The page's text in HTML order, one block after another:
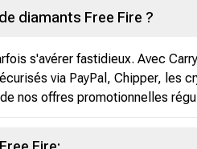
diamants Free Fire ?
s'avérer fastidieux. Avec
via PayPal, Chipper, les
nos offres promotionnelles